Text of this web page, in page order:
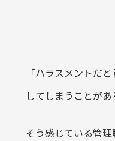
「ハラスメントだ
してしまうことがあ
そう感じている管理